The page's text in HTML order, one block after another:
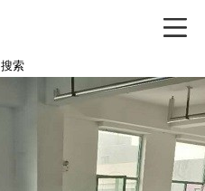
搜索